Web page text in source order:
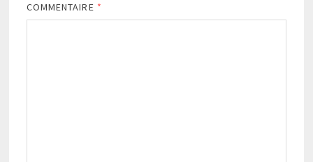
COMMENTAIRE *